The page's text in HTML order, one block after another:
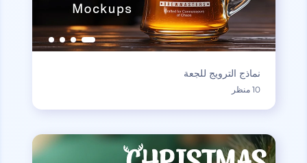
نماذج الترويج للجعة
10 منظر